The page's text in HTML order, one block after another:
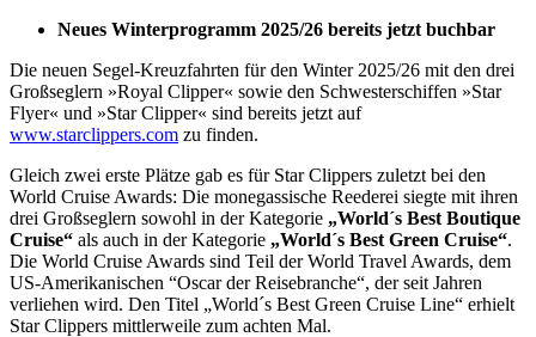
Neues Winterprogramm 2025/26 bereits jetzt buchbar
Die neuen Segel-Kreuzfahrten für den Winter 2025/26 mit den drei
Großseglern »Royal Clipper« sowie den Schwesterschiffen »Star
Flyer« und »Star Clipper« sind bereits jetzt auf
www.starclippers.com zu finden.
Gleich zwei erste Plätze gab es für Star Clippers zuletzt bei den
World Cruise Awards: Die monegassische Reederei siegte mit ihren
drei Großseglern sowohl in der Kategorie „World´s Best Boutique
Cruise“ als auch in der Kategorie „World´s Best Green Cruise“.
Die World Cruise Awards sind Teil der World Travel Awards, dem
US-Amerikanischen “Oscar der Reisebranche“, der seit Jahren
verliehen wird. Den Titel „World´s Best Green Cruise Line“ erhielt
Star Clippers mittlerweile zum achten Mal.